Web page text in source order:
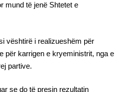
mund të jenë Shtetet e
vështirë i realizueshëm për
për karrigen e kryeministrit, nga e
partive.
se do të presin rezultatin